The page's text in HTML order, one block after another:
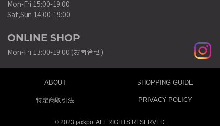
Mon-Fri 15:00-19:00
Sat,Sun 14:00-19:00
ONLINE SHOP
Mon-Fri 13:00-19:00 (お問合せ)
ABOUT SHOPPING GUIDE
特定商取引法 PRIVACY POLICY
© 2023 jackpot ALL RIGHTS RESERVED.